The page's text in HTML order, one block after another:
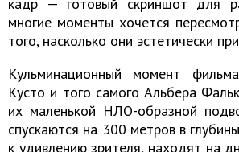
кадр — готовый скриншот для
многие моменты хочется
того, насколько они эстетически
Кульминационный момент
Кусто и того самого Альбера
их маленькой НЛО-образной
спускаются на 300 метров в
к удивлению зрителя, находят на